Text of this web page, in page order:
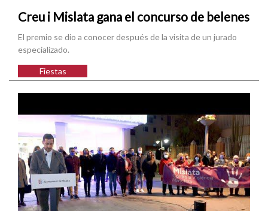
Creu i Mislata gana el concurso de belenes
El premio se dio a conocer después de la visita de un jurado
especializado.
Fiestas